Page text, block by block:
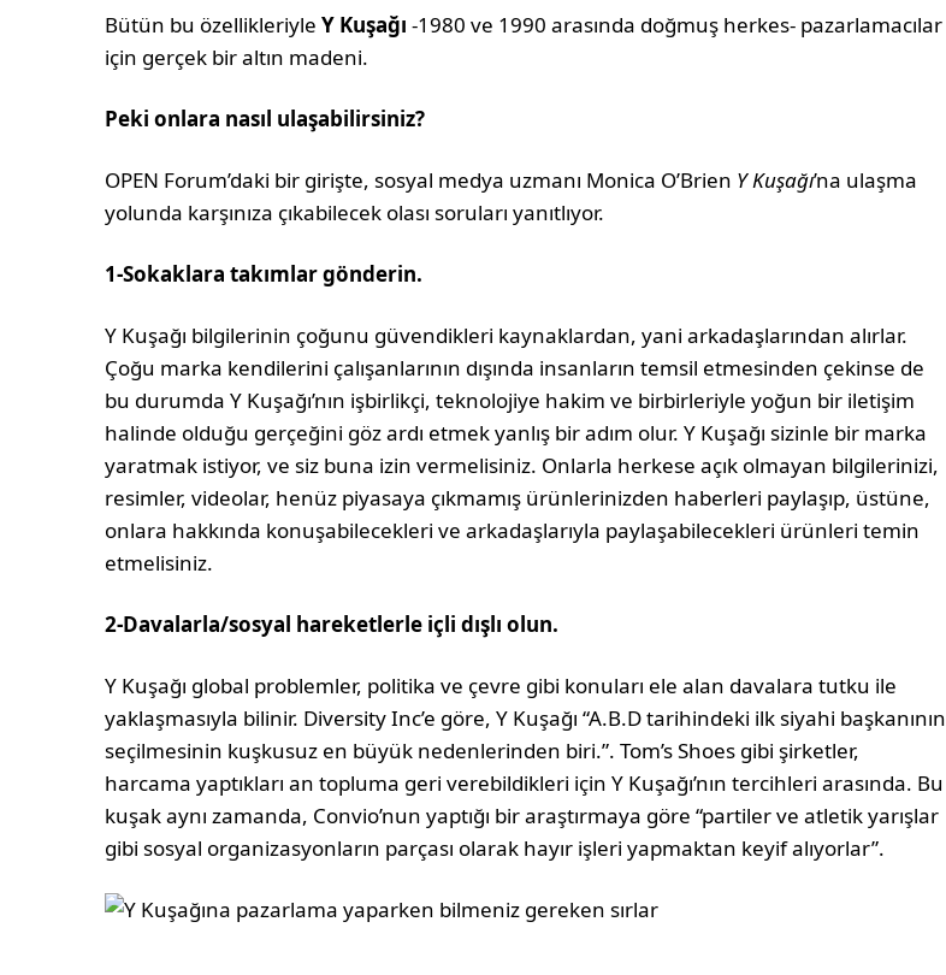
Bütün bu özellikleriyleY Kuşağı -1980 ve 1990 arasında doğmuş herkes- pazarlamacılar
için gerçek bir altın madeni.
Peki onlara nasıl ulaşabilirsiniz?
OPEN Forum’daki bir girişte, sosyal medya uzmanı Monica O’Brien Y Kuşağı’na ulaşma
yolunda karşınıza çıkabilecek olası soruları yanıtlıyor.
1-Sokaklara takımlar gönderin.
Y Kuşağı bilgilerinin çoğunu güvendikleri kaynaklardan, yani arkadaşlarından alırlar.
Çoğu marka kendilerini çalışanlarının dışında insanların temsil etmesinden çekinse de
bu durumda Y Kuşağı’nın işbirlikçi, teknolojiye hakim ve birbirleriyle yoğun bir iletişim
halinde olduğu gerçeğini göz ardı etmek yanlış bir adım olur. Y Kuşağı sizinle bir marka
yaratmak istiyor, ve siz buna izin vermelisiniz. Onlarla herkese açık olmayan bilgilerinizi,
resimler, videolar, henüz piyasaya çıkmamış ürünlerinizden haberleri paylaşıp, üstüne,
onlara hakkında konuşabilecekleri ve arkadaşlarıyla paylaşabilecekleri ürünleri temin
etmelisiniz.
2-Davalarla/sosyal hareketlerle içli dışlı olun.
Y Kuşağı global problemler, politika ve çevre gibi konuları ele alan davalara tutku ile
yaklaşmasıyla bilinir. Diversity Inc’e göre, Y Kuşağı “A.B.D tarihindeki ilk siyahi başkanının
seçilmesinin kuşkusuz en büyük nedenlerinden biri.”. Tom’s Shoes gibi şirketler,
harcama yaptıkları an topluma geri verebildikleri için Y Kuşağı’nın tercihleri arasında. Bu
kuşak aynı zamanda, Convio’nun yaptığı bir araştırmaya göre “partiler ve atletik yarışlar
gibi sosyal organizasyonların parçası olarak hayır işleri yapmaktan keyif alıyorlar”.